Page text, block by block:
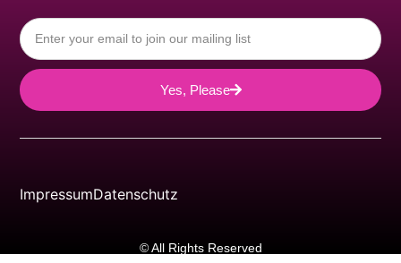
Yes, Please
ImpressumDatenschutz
© All Rights Reserved